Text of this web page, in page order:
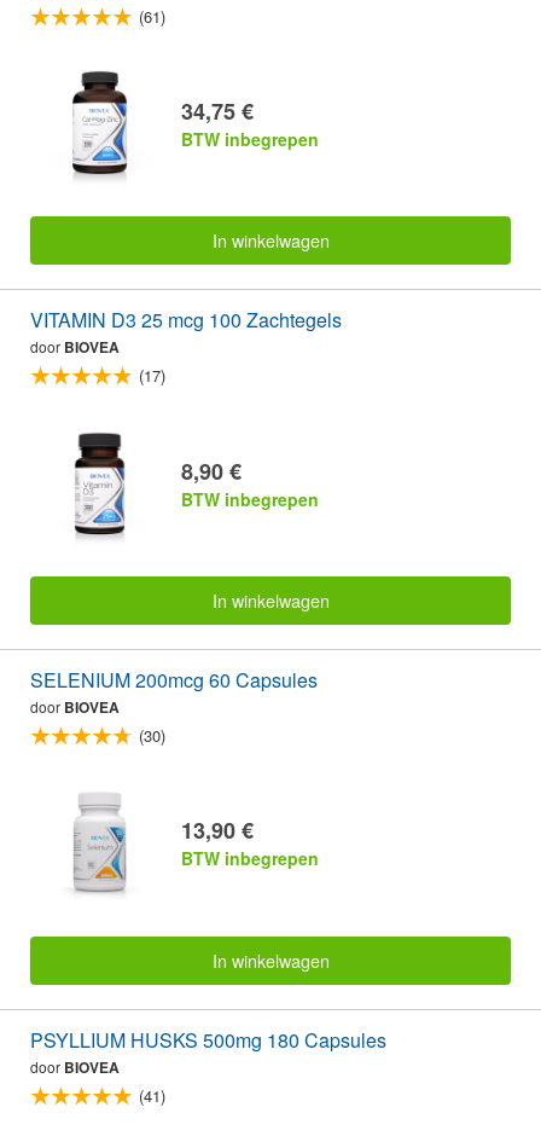
(61)
34,75 €
BTW inbegrepen
In winkelwagen
VITAMIN D3 25 mcg 100 Zachtegels
door BIOVEA
(17)
8,90 €
BTW inbegrepen
In winkelwagen
SELENIUM 200mcg 60 Capsules
door BIOVEA
(30)
13,90 €
BTW inbegrepen
In winkelwagen
PSYLLIUM HUSKS 500mg 180 Capsules
door BIOVEA
(41)